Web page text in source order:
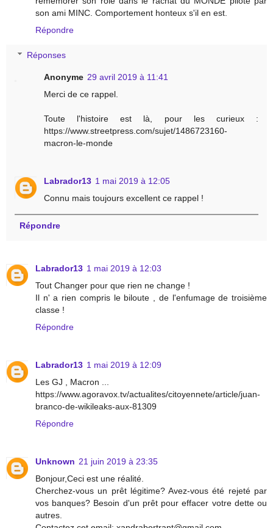
son ami MINC. Comportement honteux s'il en est.
Répondre
Réponses
Anonyme 29 avril 2019 à 11:41
Merci de ce rappel.
Toute l'histoire est là, pour les curieux :
https://www.streetpress.com/sujet/1486723160-
macron-le-monde
Labrador13 1 mai 2019 à 12:05
Connu mais toujours excellent ce rappel !
Répondre
Labrador13 1 mai 2019 à 12:03
Tout Changer pour que rien ne change !
Il n' a rien compris le biloute , de l'enfumage de troisième
classe !
Répondre
Labrador13 1 mai 2019 à 12:09
Les GJ , Macron ...
https://www.agoravox.tv/actualites/citoyennete/article/juan-
branco-de-wikileaks-aux-81309
Répondre
Unknown 21 juin 2019 à 23:35
Bonjour,Ceci est une réalité.
Cherchez-vous un prêt légitime? Avez-vous été rejeté par
vos banques? Besoin d'un prêt pour effacer votre dette ou
autres.